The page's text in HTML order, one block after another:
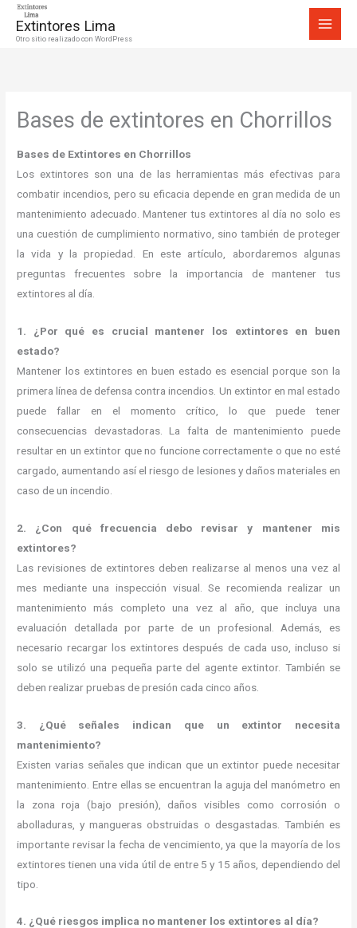
Extintores Lima
Otro sitio realizado con WordPress
Bases de extintores en Chorrillos
Bases de Extintores en Chorrillos
Los extintores son una de las herramientas más efectivas para
combatir incendios, pero su eficacia depende en gran medida de un
mantenimiento adecuado. Mantener tus extintores al día no solo es
una cuestión de cumplimiento normativo, sino también de proteger
la vida y la propiedad. En este artículo, abordaremos algunas
preguntas frecuentes sobre la importancia de mantener tus
extintores al día.
1. ¿Por qué es crucial mantener los extintores en buen
estado?
Mantener los extintores en buen estado es esencial porque son la
primera línea de defensa contra incendios. Un extintor en mal estado
puede fallar en el momento crítico, lo que puede tener
consecuencias devastadoras. La falta de mantenimiento puede
resultar en un extintor que no funcione correctamente o que no esté
cargado, aumentando así el riesgo de lesiones y daños materiales en
caso de un incendio.
2. ¿Con qué frecuencia debo revisar y mantener mis
extintores?
Las revisiones de extintores deben realizarse al menos una vez al
mes mediante una inspección visual. Se recomienda realizar un
mantenimiento más completo una vez al año, que incluya una
evaluación detallada por parte de un profesional. Además, es
necesario recargar los extintores después de cada uso, incluso si
solo se utilizó una pequeña parte del agente extintor. También se
deben realizar pruebas de presión cada cinco años.
3. ¿Qué señales indican que un extintor necesita
mantenimiento?
Existen varias señales que indican que un extintor puede necesitar
mantenimiento. Entre ellas se encuentran la aguja del manómetro en
la zona roja (bajo presión), daños visibles como corrosión o
abolladuras, y mangueras obstruidas o desgastadas. También es
importante revisar la fecha de vencimiento, ya que la mayoría de los
extintores tienen una vida útil de entre 5 y 15 años, dependiendo del
tipo.
4. ¿Qué riesgos implica no mantener los extintores al día?